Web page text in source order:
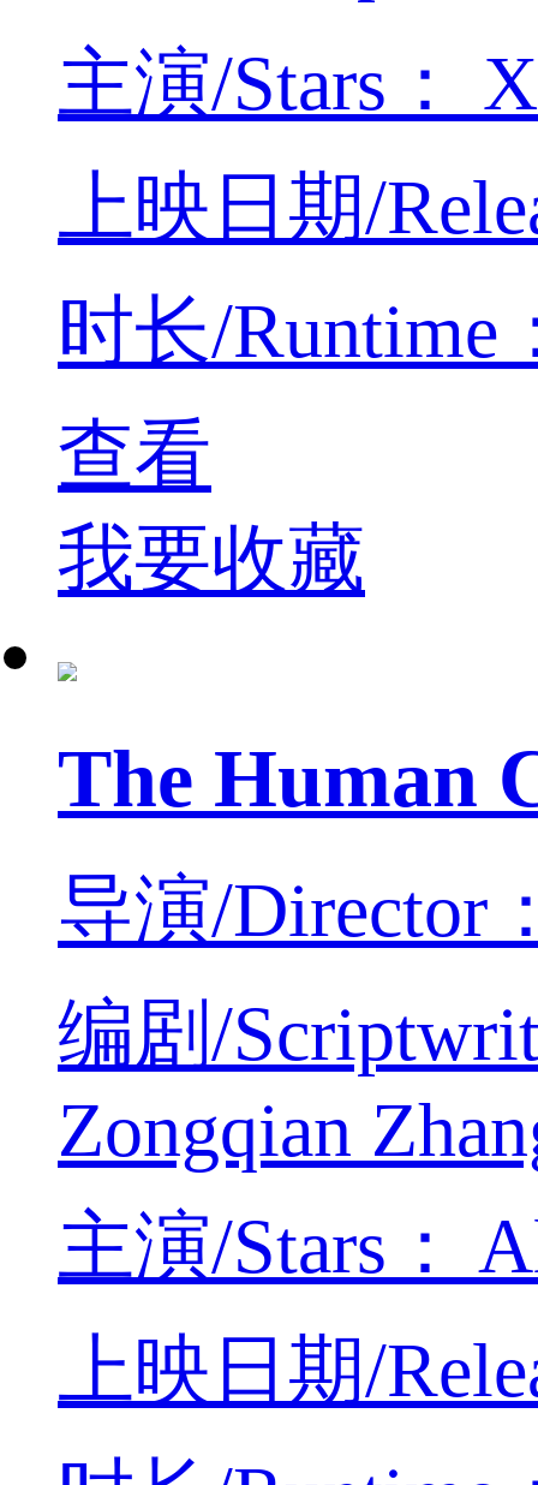
主演/Stars：
上映日期/
时长/Runtime
查看
我要收藏
The Human
导演/Director
编剧/
Zongqian
主演/Stars：
上映日期/